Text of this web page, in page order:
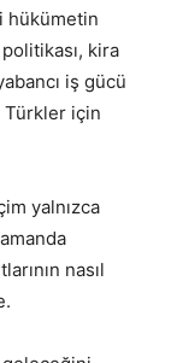
hükümetin
kira
iş gücü
Türkler için
yalnızca
nasıl